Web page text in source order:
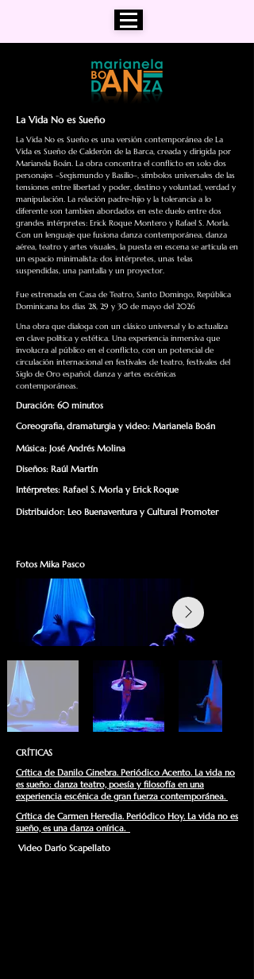
La Vida No es Sueño
La Vida No es Sueño es una versión contemporánea de La
Vida es Sueño de Calderón de la Barca, creada y dirigida por
Marianela Boán. La obra concentra el conflicto en solo dos
personajes –Segismundo y Basilio–, símbolos universales de las
tensiones entre libertad y poder, destino y voluntad, verdad y
manipulación. La relación padre-hijo y la tolerancia a lo
diferente son tambien abordados en este duelo entre dos
grandes intérpretes: Erick Roque Montero y Rafael S. Morla.
Con un lenguaje que fusiona danza contemporánea, danza
aérea, teatro y artes visuales, la puesta en escena se articula en
un espacio minimalista: dos intérpretes, unas telas
suspendidas, una pantalla y un proyector.
Fue estrenada en Casa de Teatro, Santo Domingo, República
Dominicana los dias 28, 29 y 30 de mayo del 2026
Una obra que dialoga con un clásico universal y lo actualiza
en clave política y estética. Una experiencia inmersiva que
involucra al público en el conflicto, con un potencial de
circulación internacional en festivales de teatro, festivales del
Siglo de Oro español, danza y artes escénicas
contemporáneas.
Duración: 60 minutos
Coreografia, dramaturgia y video: Marianela Boán
Música: José Andrés Molina
Diseños: Raúl Martín
Intérpretes: Rafael S. Morla y Erick Roque
​​Distribuidor: Leo Buenaventura y Cultural Promoter
Fotos Mika Pasco
CRÍTICAS
Crítica de Danilo Ginebra. Periódico Acento. La vida no
es sueño: danza teatro, poesía y filosofía en una
experiencia escénica de gran fuerza contemporánea.
Crítica de Carmen Heredia. Periódico Hoy. La vida no es
sueño, es una danza onírica.
Video Darío Scapellato